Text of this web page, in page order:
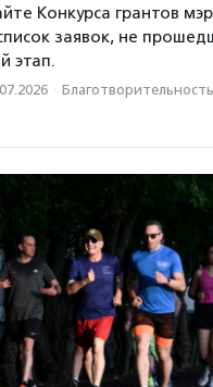
Конкурса грантов
заявок, не
этап.
·